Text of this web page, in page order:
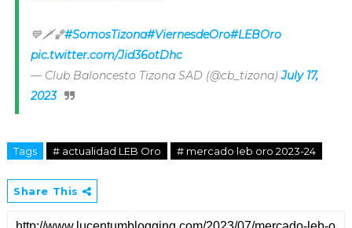
💙🗡️🏀#SomosTizona#ViernesdeOro#LEBOro
pic.twitter.com/Jid36otDhc
— Club Baloncesto Tizona SAD (@cb_tizona)July 17,
2023
Tags # actualidad LEB Oro # mercado leb oro 2023-24
Share This